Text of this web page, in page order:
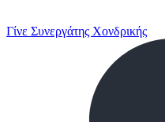
Γίνε Συνεργάτης Χονδρικής